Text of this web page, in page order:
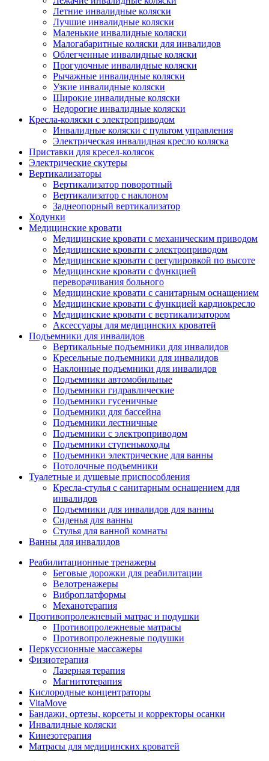
Летние инвалидные коляски
Лучшие инвалидные коляски
Маленькие инвалидные коляски
Малогабаритные коляски для инвалидов
Облегченные инвалидные коляски
Прогулочные инвалидные коляски
Рычажные инвалидные коляски
Узкие инвалидные коляски
Широкие инвалидные коляски
Недорогие инвалидные коляски
Кресла-коляски с электроприводом
Инвалидные коляски с пультом управления
Электрическая инвалидная кресло коляска
Приставки для кресел-колясок
Электрические скутеры
Вертикализаторы
Вертикализатор поворотный
Вертикализатор с наклоном
Заднеопорный вертикализатор
Ходунки
Медицинские кровати
Медицинские кровати с механическим приводом
Медицинские кровати с электроприводом
Медицинские кровати с регулировкой по высоте
Медицинские кровати с функцией
переворачивания больного
Медицинские кровати с санитарным оснащением
Медицинские кровати с функцией кардиокресло
Медицинские кровати с вертикализатором
Аксессуары для медицинских кроватей
Подъемники для инвалидов
Вертикальные подъемники для инвалидов
Кресельные подъемники для инвалидов
Наклонные подъемники для инвалидов
Подъемники автомобильные
Подъемники гидравлические
Подъемники гусеничные
Подъемники для бассейна
Подъемники лестничные
Подъемники с электроприводом
Подъемники ступенькоходы
Подъемники электрические для ванны
Потолочные подъемники
Туалетные и душевые приспособления
Кресла-стулья с санитарным оснащением для
инвалидов
Подъемники для инвалидов для ванны
Сиденья для ванны
Стулья для ванной комнаты
Ванны для инвалидов
Реабилитационные тренажеры
Беговые дорожки для реабилитации
Велотренажеры
Виброплатформы
Механотерапия
Противопролежневый матрас и подушки
Противопролежневые матрасы
Противопролежневые подушки
Перкуссионные массажеры
Физиотерапия
Лазерная терапия
Магнитотерапия
Кислородные концентраторы
VitaMove
Бандажи, ортезы, корсеты и корректоры осанки
Инвалидные коляски
Кинезотерапия
Матрасы для медицинских кроватей